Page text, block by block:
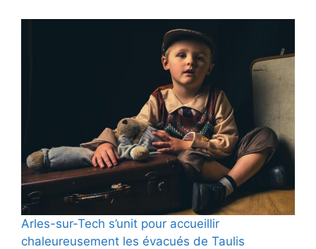
Arles-sur-Tech s’unit pour accueillir
chaleureusement les évacués de Taulis